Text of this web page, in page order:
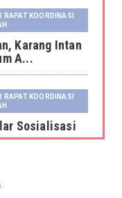
KOORDINASI
Karang Intan
A...
KOORDINASI
Sosialisasi
-